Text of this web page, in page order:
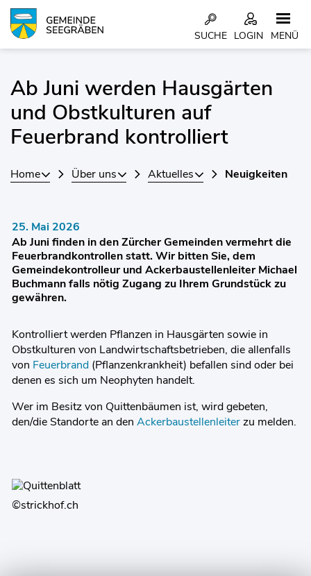
Kopfzeile
LOGIN
SUCHE MENÜ
Ab Juni werden Hausgärten
und Obstkulturen auf
Feuerbrand kontrolliert
Home Über uns Aktuelles Neuigkeiten
25. Mai 2026
Ab Juni finden in den Zürcher Gemeinden vermehrt die
Feuerbrandkontrollen statt. Wir bitten Sie, dem
Gemeindekontrolleur und Ackerbaustellenleiter Michael
Buchmann falls nötig Zugang zu Ihrem Grundstück zu
gewähren.
Kontrolliert werden Pflanzen in Hausgärten sowie in
Obstkulturen von Landwirtschaftsbetrieben, die allenfalls
von Feuerbrand (Pflanzenkrankheit) befallen sind oder bei
denen es sich um Neophyten handelt.
Wer im Besitz von Quittenbäumen ist, wird gebeten,
den/die Standorte an den Ackerbaustellenleiterzu melden.
©strickhof.ch